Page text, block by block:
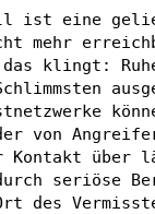
ist eine
mehr
klingt: Ruhe
von
Kontakt über
seriöse
des